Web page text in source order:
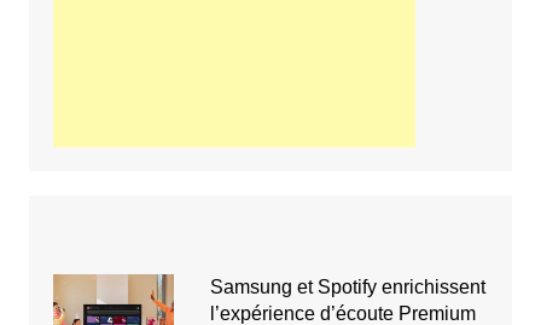
Samsung et Spotify enrichissent
l’expérience d’écoute Premium